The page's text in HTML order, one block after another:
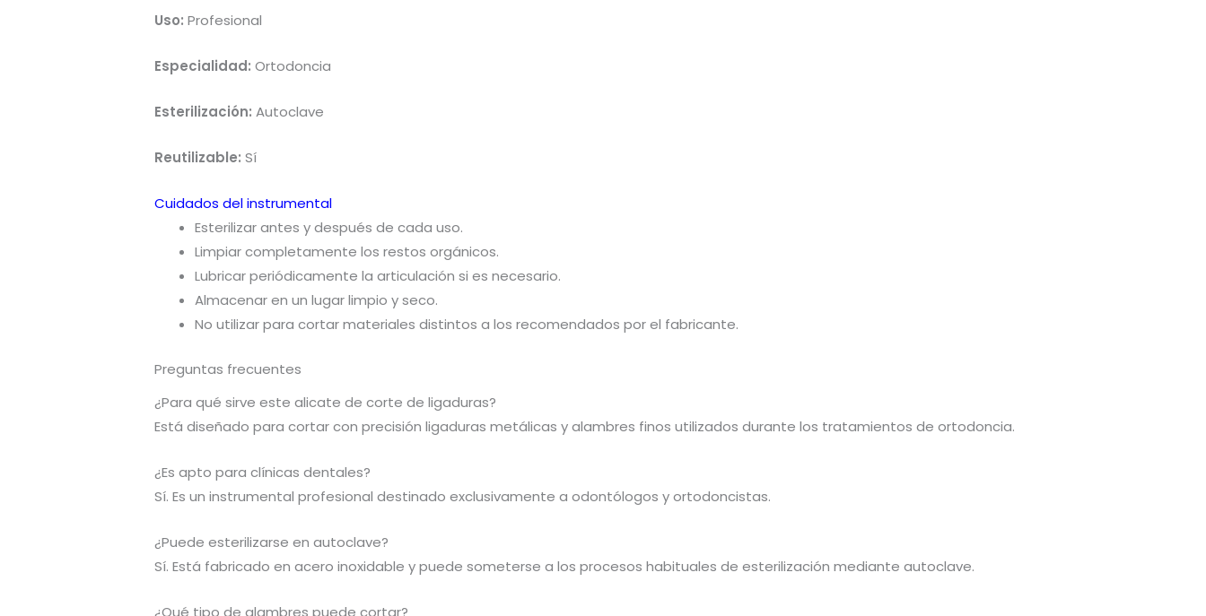
Uso: Profesional
Especialidad: Ortodoncia
Esterilización: Autoclave
Reutilizable: Sí
Cuidados del instrumental
Esterilizar antes y después de cada uso.
Limpiar completamente los restos orgánicos.
Lubricar periódicamente la articulación si es necesario.
Almacenar en un lugar limpio y seco.
No utilizar para cortar materiales distintos a los recomendados por el fabricante.
Preguntas frecuentes
¿Para qué sirve este alicate de corte de ligaduras?
Está diseñado para cortar con precisión ligaduras metálicas y alambres finos utilizados durante los tratamientos de ortodoncia.
¿Es apto para clínicas dentales?
Sí. Es un instrumental profesional destinado exclusivamente a odontólogos y ortodoncistas.
¿Puede esterilizarse en autoclave?
Sí. Está fabricado en acero inoxidable y puede someterse a los procesos habituales de esterilización mediante autoclave.
¿Qué tipo de alambres puede cortar?